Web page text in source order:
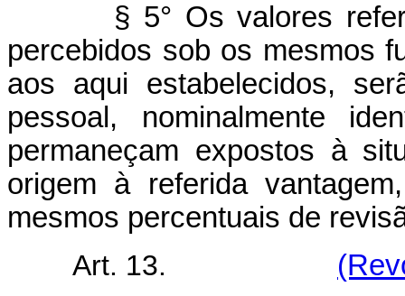
§ 5° Os valores
percebidos sob os mesmos
aos aqui estabelecidos,
pessoal, nominalmente
permaneçam expostos à
origem à referida
mesmos percentuais de
Art. 13.